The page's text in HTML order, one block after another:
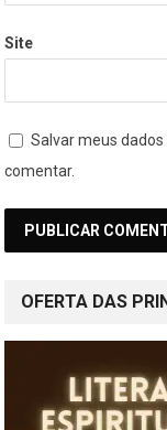
Site
Salvar meus
comentar.
OFERTA DAS